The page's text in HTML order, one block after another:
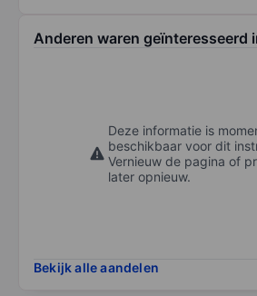
Anderen waren geïnteresseerd
Deze informatie is
beschikbaar voor dit
Vernieuw de pagina of
later opnieuw.
Bekijk alle aandelen